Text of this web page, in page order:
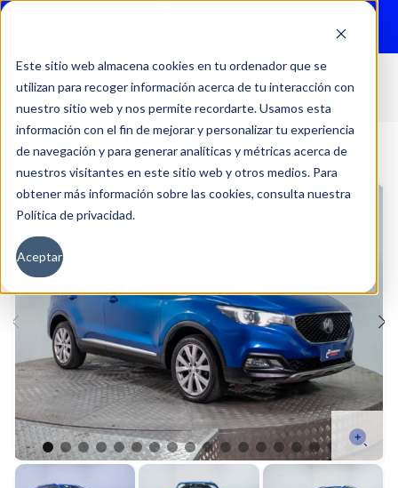
Este sitio web almacena cookies en tu ordenador que se
utilizan para recoger información acerca de tu interacción con
nuestro sitio web y nos permite recordarte. Usamos esta
información con el fin de mejorar y personalizar tu experiencia
de navegación y para generar analíticas y métricas acerca de
nuestros visitantes en este sitio web y otros medios. Para
obtener más información sobre las cookies, consulta nuestra
Política de privacidad.
Aceptar
Inicio Autos